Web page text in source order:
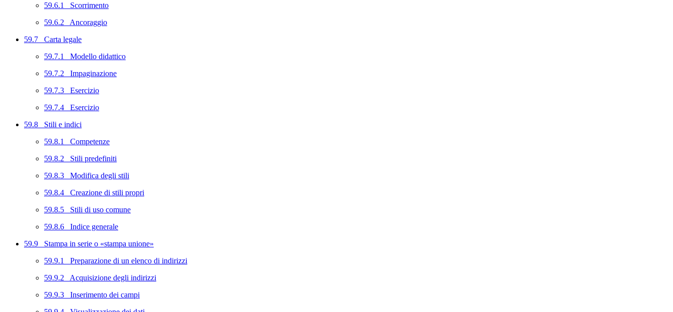
59.6.1 Scorrimento
59.6.2 Ancoraggio
59.7 Carta legale
59.7.1 Modello didattico
59.7.2 Impaginazione
59.7.3 Esercizio
59.7.4 Esercizio
59.8 Stili e indici
59.8.1 Competenze
59.8.2 Stili predefiniti
59.8.3 Modifica degli stili
59.8.4 Creazione di stili propri
59.8.5 Stili di uso comune
59.8.6 Indice generale
59.9 Stampa in serie o «stampa unione»
59.9.1 Preparazione di un elenco di indirizzi
59.9.2 Acquisizione degli indirizzi
59.9.3 Inserimento dei campi